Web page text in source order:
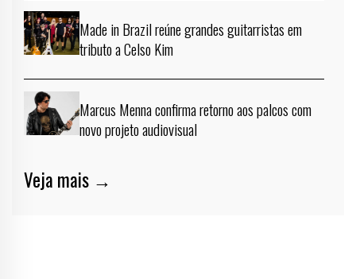
Made in Brazil reúne grandes guitarristas em
tributo a Celso Kim
Marcus Menna confirma retorno aos palcos com
novo projeto audiovisual
Veja mais →